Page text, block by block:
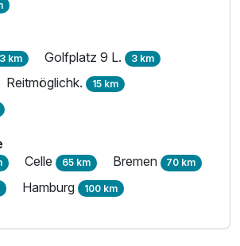
3 km Golfplatz 9 L. 3 km
Reitmöglichk. 15 km
Celle 65 km Bremen 70 km
Hamburg 100 km